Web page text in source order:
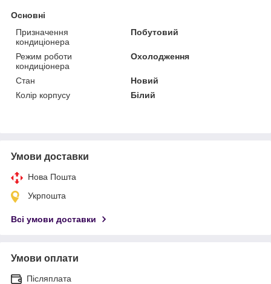
Основні
Призначення
кондиціонера
Побутовий
Режим роботи
кондиціонера
Охолодження
Стан
Новий
Колір корпусу
Білий
Умови доставки
Нова Пошта
Укрпошта
Всі умови доставки
Умови оплати
Післяплата